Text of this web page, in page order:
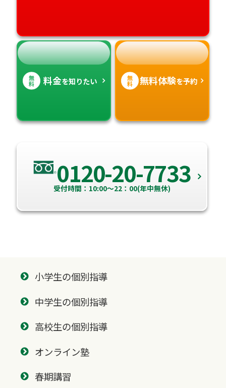
無
料 料金を知りたい 無
料 無料体験を予約
0120-20-7733
受付時間：10:00～22：00(年中無休)
小学生の個別指導
中学生の個別指導
高校生の個別指導
オンライン塾
春期講習